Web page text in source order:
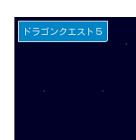
ドラゴンクエスト５